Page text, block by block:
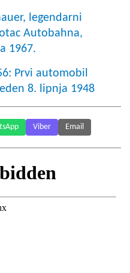
legendarni
Autobahna,
1967.
Prvi automobil
8. lipnja 1948
Viber Email